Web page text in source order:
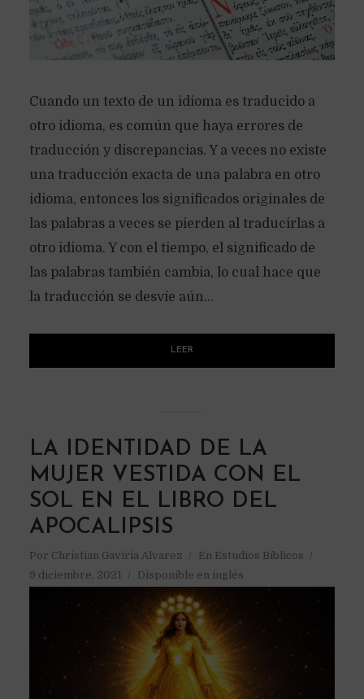
Cuando un texto de un idioma es traducido a
otro idioma, es común que haya errores de
traducción y discrepancias. Y a veces no existe
una traducción exacta de una palabra en otro
idioma, entonces los significados originales de
las palabras a veces se pierden al traducirlas a
otro idioma. Y con el tiempo, el significado de
las palabras también cambia, lo cual hace que
la traducción se desvíe aún...
LEER
LA IDENTIDAD DE LA
MUJER VESTIDA CON EL
SOL EN EL LIBRO DEL
APOCALIPSIS
Por Christian Gaviria Alvarez En Estudios Bíblicos
9 diciembre, 2021
Disponible en inglés